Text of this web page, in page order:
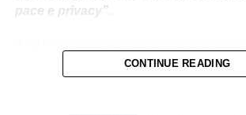
pace e privacy”.
sono sempre stati una delle coppie più
CONTINUE READING